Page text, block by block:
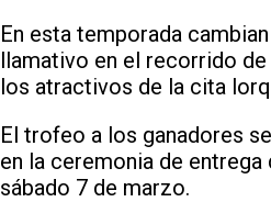
En esta temporada
llamativo en el recorrido
los atractivos de la cita
El trofeo a los ganadores
en la ceremonia de
sábado 7 de marzo.